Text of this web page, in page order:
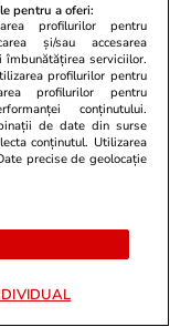
10:46
pentru a oferi:
profilurilor pentru
și/sau accesarea
îmbunătățirea serviciilor.
profilurilor pentru
profilurilor pentru
conținutului.
de date din surse
conținutul. Utilizarea
precise de geolocație